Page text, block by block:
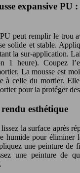
expansive PU
peut remplir le trou
solide et stable.
la sur-application.
1 heure). Coupez
La mousse est
à celle du mortier.
pour la protéger
esthétique
la surface après
humide pour éliminer
une peinture de
une peinture de